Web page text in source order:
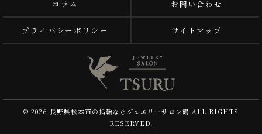
コラム お問い合わせ
プライバシーポリシー サイトマップ
© 2026 長野県松本市の指輪ならジュエリーサロン鶴 ALL RIGHTS
RESERVED.